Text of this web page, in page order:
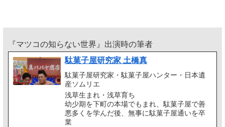
『マツコの知らない世界』出演時の筆者
駄菓子屋研究家 土橋真
駄菓子屋研究家・駄菓子屋ハンター・日本遺
産ソムリエ
浅草生まれ・浅草育ち
幼少期を下町の本場でもまれ、駄菓子屋で善
悪多くを学んだ後、無事に駄菓子屋通いを卒
業